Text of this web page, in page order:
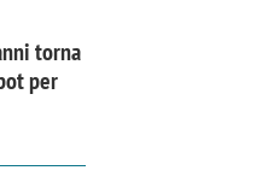
torna
per